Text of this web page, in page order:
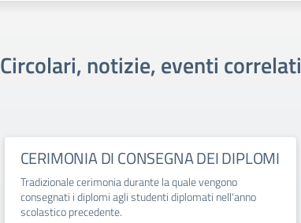
Circolari, notizie, eventi correlati
CERIMONIA DI CONSEGNA DEI DIPLOMI
Tradizionale cerimonia durante la quale vengono
consegnati i diplomi agli studenti diplomati nell'anno
scolastico precedente.